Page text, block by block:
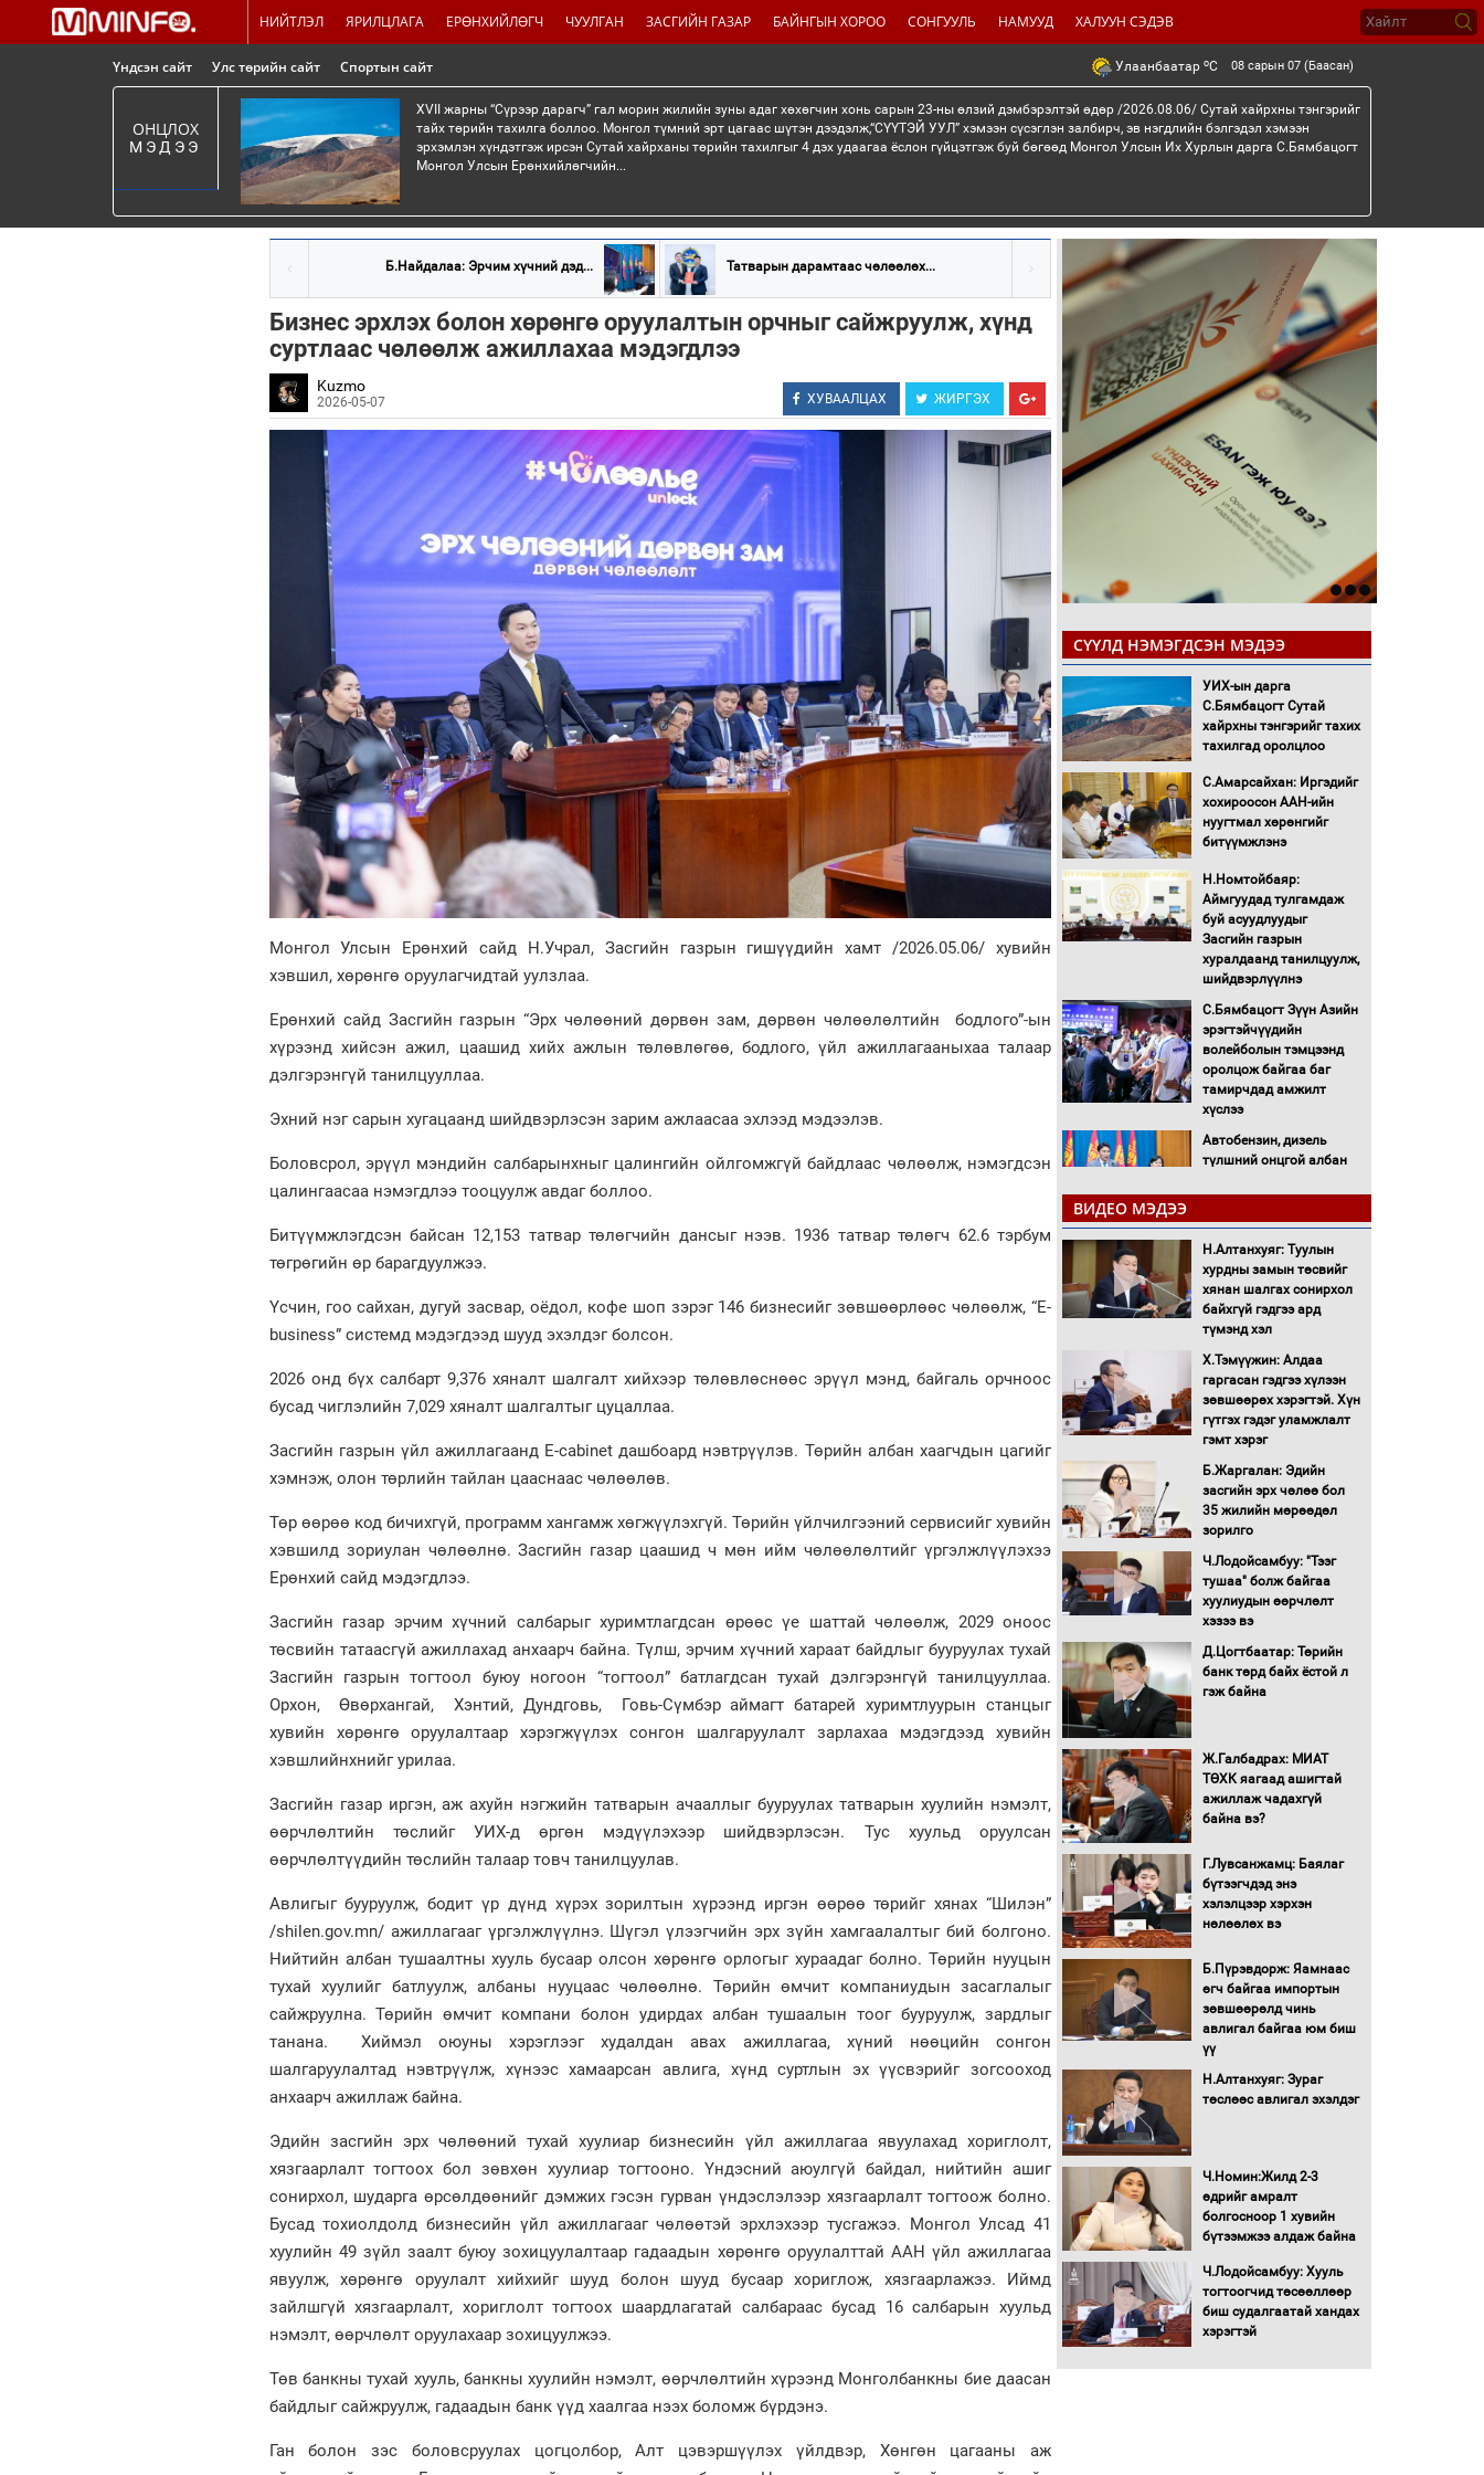
НИЙТЛЭЛ ЯРИЛЦЛАГА ЕРӨНХИЙЛӨГЧ ЧУУЛГАН ЗАСГИЙН ГАЗАР БАЙНГЫН ХОРОО СОНГУУЛЬ НАМУУД ХАЛУУН СЭДЭВ
Үндсэн сайт Улс төрийн сайт Спортын сайт Улаанбаатар oC 08 сарын 07 (Баасан)
ОНЦЛОХ
МЭДЭЭ
XVII жарны “Сүрээр дарагч” гал морин жилийн зуны адаг хөхөгчин хонь сарын 23-ны өлзий дэмбэрэлтэй өдөр /2026.08.06/ Сутай хайрхны тэнгэрийг
тайх төрийн тахилга боллоо. Монгол түмний эрт цагаас шүтэн дээдэлж,“СҮҮТЭЙ УУЛ” хэмээн сүсэглэн залбирч, эв нэгдлийн бэлгэдэл хэмээн
эрхэмлэн хүндэтгэж ирсэн Сутай хайрханы төрийн тахилгыг 4 дэх удаагаа ёслон гүйцэтгэж буй бөгөөд Монгол Улсын Их Хурлын дарга С.Бямбацогт
Монгол Улсын Ерөнхийлөгчийн...
Б.Найдалаа: Эрчим хүчний дэд... Татварын дарамтаас чөлөөлөх...
Бизнес эрхлэх болон хөрөнгө оруулалтын орчныг сайжруулж, хүнд
суртлаас чөлөөлж ажиллахаа мэдэгдлээ
Kuzmo
2026-05-07 ХУВААЛЦАХ ЖИРГЭХ
Монгол Улсын Ерөнхий сайд Н.Учрал, Засгийн газрын гишүүдийн хамт /2026.05.06/ хувийн
хэвшил, хөрөнгө оруулагчидтай уулзлаа.
Ерөнхий сайд Засгийн газрын “Эрх чөлөөний дөрвөн зам, дөрвөн чөлөөлөлтийн бодлого”-ын
хүрээнд хийсэн ажил, цаашид хийх ажлын төлөвлөгөө, бодлого, үйл ажиллагааныхаа талаар
дэлгэрэнгүй танилцууллаа.
Эхний нэг сарын хугацаанд шийдвэрлэсэн зарим ажлаасаа эхлээд мэдээлэв.
Боловсрол, эрүүл мэндийн салбарынхныг цалингийн ойлгомжгүй байдлаас чөлөөлж, нэмэгдсэн
цалингаасаа нэмэгдлээ тооцуулж авдаг боллоо.
Битүүмжлэгдсэн байсан 12,153 татвар төлөгчийн дансыг нээв. 1936 татвар төлөгч 62.6 тэрбум
төгрөгийн өр барагдуулжээ.
Үсчин, гоо сайхан, дугуй засвар, оёдол, кофе шоп зэрэг 146 бизнесийг зөвшөөрлөөс чөлөөлж, “E-
business” системд мэдэгдээд шууд эхэлдэг болсон.
2026 онд бүх салбарт 9,376 хяналт шалгалт хийхээр төлөвлөснөөс эрүүл мэнд, байгаль орчноос
бусад чиглэлийн 7,029 хяналт шалгалтыг цуцаллаа.
Засгийн газрын үйл ажиллагаанд E-cabinet дашбоард нэвтрүүлэв. Төрийн албан хаагчдын цагийг
хэмнэж, олон төрлийн тайлан цааснаас чөлөөлөв.
Төр өөрөө код бичихгүй, программ хангамж хөгжүүлэхгүй. Төрийн үйлчилгээний сервисийг хувийн
хэвшилд зориулан чөлөөлнө. Засгийн газар цаашид ч мөн ийм чөлөөлөлтийг үргэлжлүүлэхээ
Ерөнхий сайд мэдэгдлээ.
Засгийн газар эрчим хүчний салбарыг хуримтлагдсан өрөөс үе шаттай чөлөөлж, 2029 оноос
төсвийн татаасгүй ажиллахад анхаарч байна. Түлш, эрчим хүчний хараат байдлыг бууруулах тухай
Засгийн газрын тогтоол буюу ногоон “тогтоол” батлагдсан тухай дэлгэрэнгүй танилцууллаа.
Орхон, Өвөрхангай, Хэнтий, Дундговь, Говь-Сүмбэр аймагт батарей хуримтлуурын станцыг
хувийн хөрөнгө оруулалтаар хэрэгжүүлэх сонгон шалгаруулалт зарлахаа мэдэгдээд хувийн
хэвшлийнхнийг урилаа.
Засгийн газар иргэн, аж ахуйн нэгжийн татварын ачааллыг бууруулах татварын хуулийн нэмэлт,
өөрчлөлтийн төслийг УИХ-д өргөн мэдүүлэхээр шийдвэрлэсэн. Тус хуульд оруулсан
өөрчлөлтүүдийн төслийн талаар товч танилцуулав.
Авлигыг бууруулж, бодит үр дүнд хүрэх зорилтын хүрээнд иргэн өөрөө төрийг хянах “Шилэн”
/shilen.gov.mn/ ажиллагааг үргэлжлүүлнэ. Шүгэл үлээгчийн эрх зүйн хамгаалалтыг бий болгоно.
Нийтийн албан тушаалтны хууль бусаар олсон хөрөнгө орлогыг хураадаг болно. Төрийн нууцын
тухай хуулийг батлуулж, албаны нууцаас чөлөөлнө. Төрийн өмчит компаниудын засаглалыг
сайжруулна. Төрийн өмчит компани болон удирдах албан тушаалын тоог бууруулж, зардлыг
танана. Хиймэл оюуны хэрэглээг худалдан авах ажиллагаа, хүний нөөцийн сонгон
шалгаруулалтад нэвтрүүлж, хүнээс хамаарсан авлига, хүнд суртлын эх үүсвэрийг зогсооход
анхаарч ажиллаж байна.
Эдийн засгийн эрх чөлөөний тухай хуулиар бизнесийн үйл ажиллагаа явуулахад хориглолт,
хязгаарлалт тогтоох бол зөвхөн хуулиар тогтооно. Үндэсний аюулгүй байдал, нийтийн ашиг
сонирхол, шударга өрсөлдөөнийг дэмжих гэсэн гурван үндэслэлээр хязгаарлалт тогтоож болно.
Бусад тохиолдолд бизнесийн үйл ажиллагааг чөлөөтэй эрхлэхээр тусгажээ. Монгол Улсад 41
хуулийн 49 зүйл заалт буюу зохицуулалтаар гадаадын хөрөнгө оруулалттай ААН үйл ажиллагаа
явуулж, хөрөнгө оруулалт хийхийг шууд болон шууд бусаар хориглож, хязгаарлажээ. Иймд
зайлшгүй хязгаарлалт, хориглолт тогтоох шаардлагатай салбараас бусад 16 салбарын хуульд
нэмэлт, өөрчлөлт оруулахаар зохицуулжээ.
Төв банкны тухай хууль, банкны хуулийн нэмэлт, өөрчлөлтийн хүрээнд Монголбанкны бие даасан
байдлыг сайжруулж, гадаадын банк үүд хаалгаа нээх боломж бүрдэнэ.
Ган болон зэс боловсруулах цогцолбор, Алт цэвэршүүлэх үйлдвэр, Хөнгөн цагааны аж
СҮҮЛД НЭМЭГДСЭН МЭДЭЭ
УИХ-ын дарга
С.Бямбацогт Сутай
хайрхны тэнгэрийг тахих
тахилгад оролцлоо
С.Амарсайхан: Иргэдийг
хохироосон ААН-ийн
нуугтмал хөрөнгийг
битүүмжлэнэ
Н.Номтойбаяр:
Аймгуудад тулгамдаж
буй асуудлуудыг
Засгийн газрын
хуралдаанд танилцуулж,
шийдвэрлүүлнэ
С.Бямбацогт Зүүн Азийн
эрэгтэйчүүдийн
волейболын тэмцээнд
оролцож байгаа баг
тамирчдад амжилт
хүслээ
Автобензин, дизель
түлшний онцгой албан
Санхүүгийн хэмнэлтийн
горимд эрүүл мэндийн
салбар хамаарахгүй
Нөөцийн махны
нээлттэй ил тод болгоно
Монгол Улс “COP17”-д
“Тал хээрийн
танилцуулна
16 төрлийн эмийг нэг эх
үүсвэрээс худалдан авах
Бүх шатанд хэмнэлтийн
горимд шилжиж, найр
гадаад томилолтыг
хориглолоо
Засгийн газрын ээлжит
хуралдаан болж байна
Автомашинд улсын
дугаарын тэгш,
сондгойгоор шатахуун
Бага орлоготой
иргэдийн орлогод
татвар ногдуулахгүй
байх эрх зүйн орчныг
Хөшөө бүтсэн түүхийг
Хөвсгөл нуурын лусыг
тахих төрийн тахилгын
ёслол боллоо
“Хар жагсаалт”-ын
асуудлыг цэгцлэх
чиглэлээр
Монголбанкны
хугацаатай үүрэг өглөө
ВИДЕО МЭДЭЭ
Н.Алтанхуяг: Туулын
хурдны замын төсвийг
хянан шалгах сонирхол
байхгүй гэдгээ ард
түмэнд хэл
Х.Тэмүүжин: Алдаа
гаргасан гэдгээ хүлээн
зөвшөөрөх хэрэгтэй. Хүн
гүтгэх гэдэг уламжлалт
гэмт хэрэг
Б.Жаргалан: Эдийн
засгийн эрх чөлөө бол
35 жилийн мөрөөдөл
зорилго
Ч.Лодойсамбуу: "Тээг
тушаа" болж байгаа
хуулиудын өөрчлөлт
хэзээ вэ
Д.Цогтбаатар: Төрийн
банк төрд байх ёстой л
гэж байна
Ж.Галбадрах: МИАТ
ТӨХК яагаад ашигтай
ажиллаж чадахгүй
байна вэ?
Г.Лувсанжамц: Баялаг
бүтээгчдэд энэ
хэлэлцээр хэрхэн
нөлөөлөх вэ
Б.Пүрэвдорж: Яамнаас
өгч байгаа импортын
зөвшөөрөлд чинь
авлигал байгаа юм биш
үү
Н.Алтанхуяг: Зураг
төслөөс авлигал эхэлдэг
Ч.Номин:Жилд 2-3
өдрийг амралт
болгосноор 1 хувийн
бүтээмжээ алдаж байна
Ч.Лодойсамбуу: Хууль
тогтоогчид төсөөллөөр
биш судалгаатай хандах
хэрэгтэй